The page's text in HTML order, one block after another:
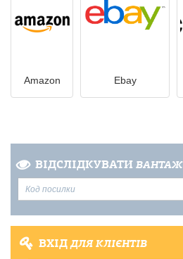
Amazon Ebay
ВІДСЛІДКУВАТИ ВАНТАЖ
ВХІДДЛЯ КЛІЄНТІВ